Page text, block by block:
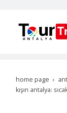
home page
kışın antalya: